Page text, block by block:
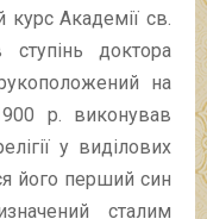
курс Академії св.
доктора
на
р. виконував
у виділових
його перший син
сталим